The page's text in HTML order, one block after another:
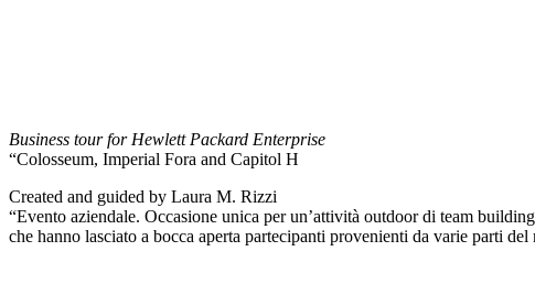
Business tour for Hewlett Packard Enterprise
“Colosseum, Imperial Fora and Capitol H
Created and guided by Laura M. Rizzi
“Evento aziendale. Occasione unica per un’attività outdoor di team
che hanno lasciato a bocca aperta partecipanti provenienti da varie parti